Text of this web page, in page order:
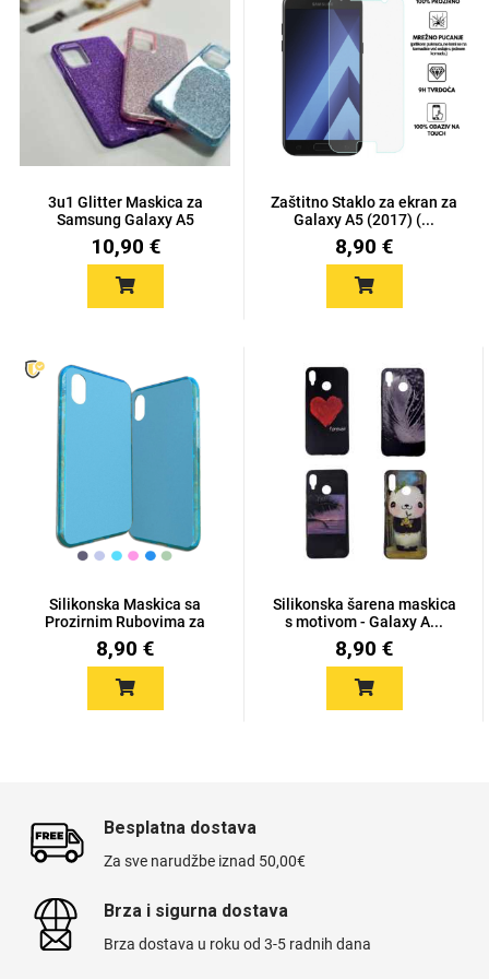
3u1 Glitter Maskica za
Samsung Galaxy A5
(2017...
10,90 €
Zaštitno Staklo za ekran za
Galaxy A5 (2017) (...
8,90 €
Silikonska Maskica sa
Prozirnim Rubovima za
Ga...
8,90 €
Silikonska šarena maskica
s motivom - Galaxy A...
8,90 €
Besplatna dostava
Za sve narudžbe iznad 50,00€
Brza i sigurna dostava
Brza dostava u roku od 3-5 radnih dana
Sleng Feel Good
Životinjsko carstvo
Svemirska kolekcija Valentinovo
Love motivi I Need Some Space
Univerzalne futrole i
maskice
Preklopne maskice